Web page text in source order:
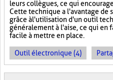
leurs collègues, ce qui
Cette technique a l'avantage de
grâce à l'utilisation d'un outil
généralement à l'aise, ce qui en
facile à mettre en place.
Outil électronique (4)